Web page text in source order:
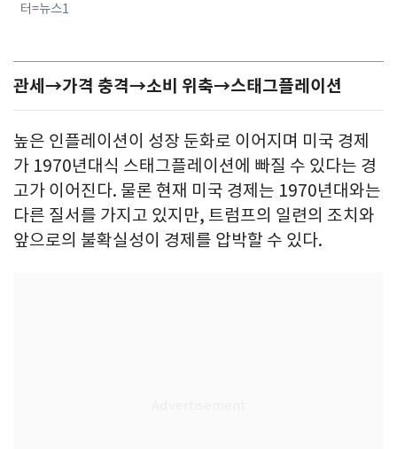
터=뉴스1
관세→가격 충격→소비 위축→스태그플레이션
높은 인플레이션이 성장 둔화로 이어지며 미국 경제
가 1970년대식 스태그플레이션에 빠질 수 있다는 경
고가 이어진다. 물론 현재 미국 경제는 1970년대와는
다른 질서를 가지고 있지만, 트럼프의 일련의 조치와
앞으로의 불확실성이 경제를 압박할 수 있다.